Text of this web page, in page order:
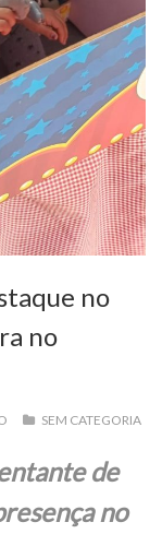
no
no
SEM CATEGORIA
de
no